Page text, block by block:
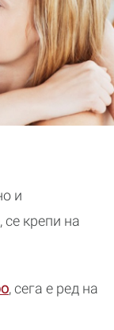
и
крепи на
, сега е ред на